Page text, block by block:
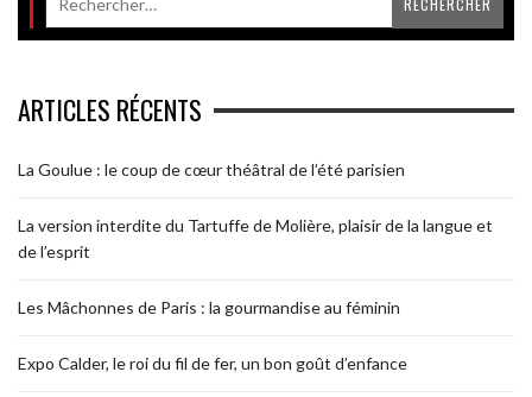
ARTICLES RÉCENTS
La Goulue : le coup de cœur théâtral de l’été parisien
La version interdite du Tartuffe de Molière, plaisir de la langue et
de l’esprit
Les Mâchonnes de Paris : la gourmandise au féminin
Expo Calder, le roi du fil de fer, un bon goût d’enfance